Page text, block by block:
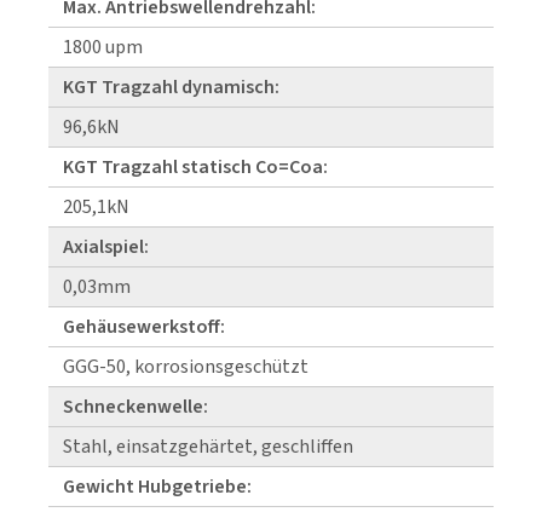
Max. Antriebswellendrehzahl:
1800 upm
KGT Tragzahl dynamisch:
96,6kN
KGT Tragzahl statisch Co=Coa:
205,1kN
Axialspiel:
0,03mm
Gehäusewerkstoff:
GGG-50, korrosionsgeschützt
Schneckenwelle:
Stahl, einsatzgehärtet, geschliffen
Gewicht Hubgetriebe: